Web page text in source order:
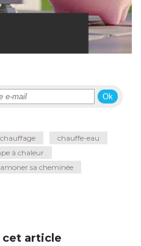
Ok
chauffage
chauffe-eau
à chaleur
sa cheminée
cet article